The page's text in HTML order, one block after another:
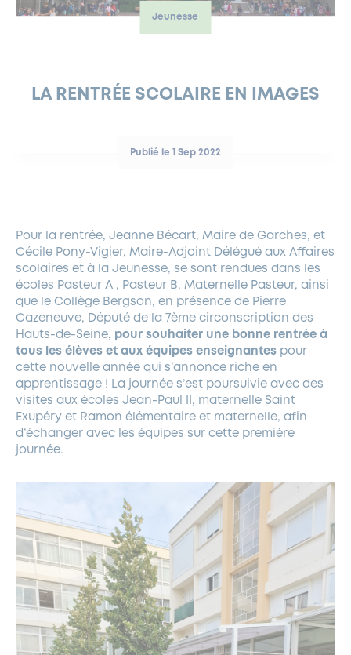
LOCATION DE SALLES
DÉVELOPPEMENT DURABLE
PARCS ET SQUARES DE LA VILLE
DEMANDE D’ABATTAGE
GESTION DU PATRIMOINE ARBORÉ
Jeunesse
LA RENTRÉE SCOLAIRE EN IMAGES
Publié le 1 Sep 2022
Pour la rentrée, Jeanne Bécart, Maire de Garches, et
Cécile Pony-Vigier, Maire-Adjoint Délégué aux Affaires
scolaires et à la Jeunesse, se sont rendues dans les
écoles Pasteur A , Pasteur B, Maternelle Pasteur, ainsi
que le Collège Bergson, en présence de Pierre
Cazeneuve, Député de la 7ème circonscription des
Hauts-de-Seine, pour souhaiter une bonne rentrée à
tous les élèves et aux équipes enseignantes pour
cette nouvelle année qui s’annonce riche en
apprentissage ! La journée s’est poursuivie avec des
visites aux écoles Jean-Paul II, maternelle Saint
Exupéry et Ramon élémentaire et maternelle, afin
d’échanger avec les équipes sur cette première
journée.